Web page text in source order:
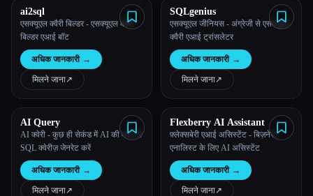
ai2sql
एसक्यूएल क्वैरी बिल्डर - एसक्यूएल क्वैरी
बिल्डर एआई बॉट
अधिक जानकारी →
मिलने जाना↗︎
SQLgenius
एसक्यूएल जीनियस - अंग्रेजी से एसक्यूएल
क्वैरी एआई ट्रांसलेटर
अधिक जानकारी →
मिलने जाना↗︎
AI Query
AI क्वेरी - कुछ ही सेकंड में AI की मदद से
SQL क्वेरीज़ जेनरेट करें
अधिक जानकारी →
मिलने जाना↗︎
Flexberry AI Assistant
फ़्लेक्सबेरी एआई असिस्टेंट - बिज़नेस
एनालिस्ट के लिए AI असिस्टेंट
अधिक जानकारी →
मिलने जाना↗︎